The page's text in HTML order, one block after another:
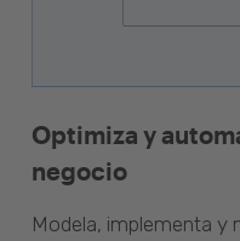
Optimiza y
negocio
Modela, implementa y